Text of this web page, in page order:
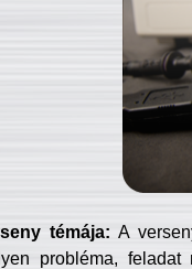
témája: A
probléma, feladat